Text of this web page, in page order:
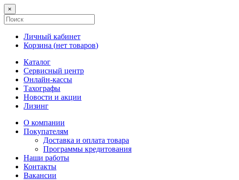
×
Личный кабинет
Корзина (нет товаров)
Каталог
Сервисный центр
Онлайн-кассы
Тахографы
Новости и акции
Лизинг
О компании
Покупателям
Доставка и оплата товара
Программы кредитования
Наши работы
Контакты
Вакансии